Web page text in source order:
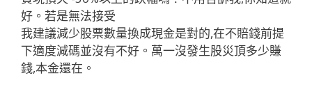
好。若是無法接受
我建議減少股票數量換成現金是對的,在不賠錢前提
下適度減碼並沒有不好。萬一沒發生股災頂多少賺
錢,本金還在。